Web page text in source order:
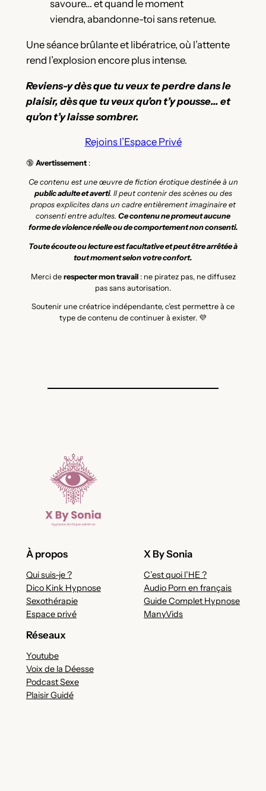
savoure… et quand le moment
viendra, abandonne-toi sans retenue.
Une séance brûlante et libératrice, où l’attente
rend l’explosion encore plus intense.
Reviens-y dès que tu veux te perdre dans le
plaisir, dès que tu veux qu’on t’y pousse… et
qu’on t’y laisse sombrer.
Rejoins l’Espace Privé
🔞 Avertissement:
Ce contenu est une œuvre de fiction érotique destinée à un
public adulte et averti. Il peut contenir des scènes ou des
propos explicites dans un cadre entièrement imaginaire et
consenti entre adultes. Ce contenu ne promeut aucune
forme de violence réelle ou de comportement non consenti.
Toute écoute ou lecture est facultative et peut être arrêtée à
tout moment selon votre confort.
Merci de respecter mon travail: ne piratez pas, ne diffusez
pas sans autorisation.
Soutenir une créatrice indépendante, c’est permettre à ce
type de contenu de continuer à exister. 💜
À propos
Qui suis-je ?
Dico Kink Hypnose
Sexothérapie
Espace privé
X By Sonia
C’est quoi l’HE ?
Audio Porn en français
Guide Complet Hypnose
ManyVids
Réseaux
Youtube
Voix de la Déesse
Podcast Sexe
Plaisir Guidé